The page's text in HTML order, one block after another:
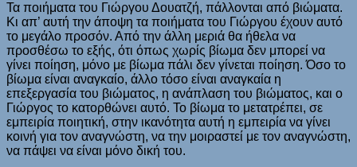
Τα ποιήματα του Γιώργου Δουατζή, πάλλονται από βιώματα.
Κι απ’ αυτή την άποψη τα ποιήματα του Γιώργου έχουν αυτό
το μεγάλο προσόν. Από την άλλη μεριά θα ήθελα να
προσθέσω το εξής, ότι όπως χωρίς βίωμα δεν μπορεί να
γίνει ποίηση, μόνο με βίωμα πάλι δεν γίνεται ποίηση. Όσο το
βίωμα είναι αναγκαίο, άλλο τόσο είναι αναγκαία η
επεξεργασία του βιώματος, η ανάπλαση του βιώματος, και ο
Γιώργος το κατορθώνει αυτό. Το βίωμα το μετατρέπει, σε
εμπειρία ποιητική, στην ικανότητα αυτή η εμπειρία να γίνει
κοινή για τον αναγνώστη, να την μοιραστεί με τον αναγνώστη,
να πάψει να είναι μόνο δική του.